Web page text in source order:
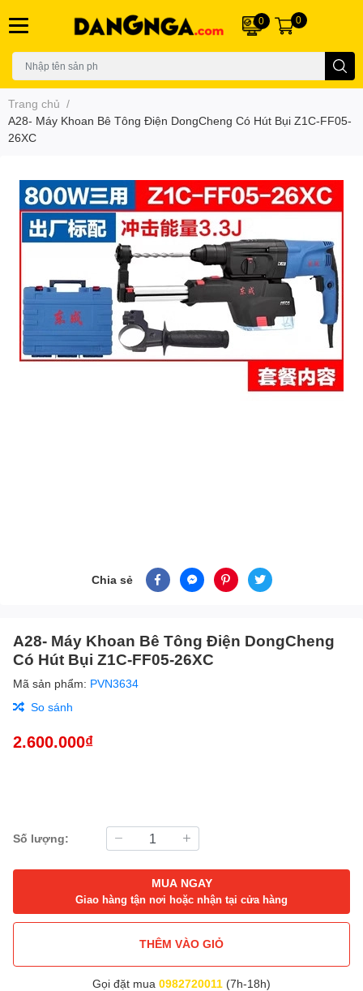
0 0
Trang chủ /
A28- Máy Khoan Bê Tông Điện DongCheng Có Hút Bụi Z1C-FF05-
26XC
Chia sẻ
A28- Máy Khoan Bê Tông Điện DongCheng
Có Hút Bụi Z1C-FF05-26XC
Mã sản phẩm: PVN3634
So sánh
2.600.000₫
Số lượng:
MUA NGAY
Giao hàng tận nơi hoặc nhận tại cửa hàng
THÊM VÀO GIỎ
Gọi đặt mua 0982720011 (7h-18h)